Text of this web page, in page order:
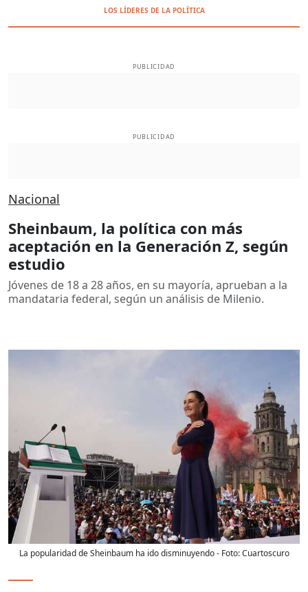
LOS LÍDERES DE LA POLÍTICA
PUBLICIDAD
PUBLICIDAD
Nacional
Sheinbaum, la política con más
aceptación en la Generación Z, según
estudio
Jóvenes de 18 a 28 años, en su mayoría, aprueban a la
mandataria federal, según un análisis de Milenio.
La popularidad de Sheinbaum ha ido disminuyendo- Foto:Cuartoscuro